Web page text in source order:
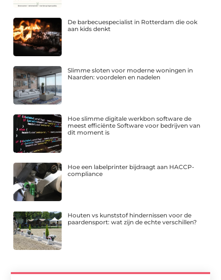
De barbecuespecialist in Rotterdam die ook
aan kids denkt
Slimme sloten voor moderne woningen in
Naarden: voordelen en nadelen
Hoe slimme digitale werkbon software de
meest efficiënte Software voor bedrijven van
dit moment is
Hoe een labelprinter bijdraagt aan HACCP-
compliance
Houten vs kunststof hindernissen voor de
paardensport: wat zijn de echte verschillen?